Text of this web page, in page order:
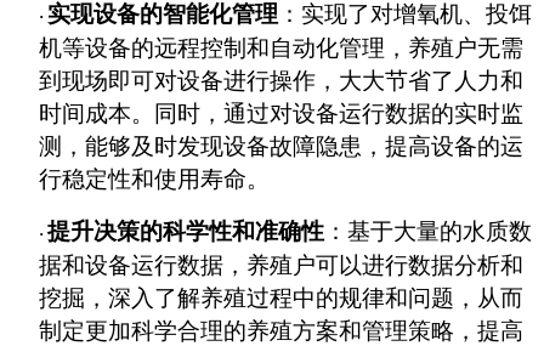
· 实现设备的智能化管理 ：实现了对增氧机、投饵
机等设备的远程控制和自动化管理，养殖户无需
到现场即可对设备进行操作，大大节省了人力和
时间成本。同时，通过对设备运行数据的实时监
测，能够及时发现设备故障隐患，提高设备的运
行稳定性和使用寿命。
· 提升决策的科学性和准确性 ：基于大量的水质数
据和设备运行数据，养殖户可以进行数据分析和
挖掘，深入了解养殖过程中的规律和问题，从而
制定更加科学合理的养殖方案和管理策略，提高